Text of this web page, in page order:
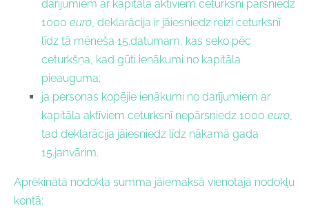
darījumiem ar kapitāla aktīviem ceturksnī pārsniedz
1000 euro, deklarācija ir jāiesniedz reizi ceturksnī
līdz tā mēneša 15.datumam, kas seko pēc
ceturkšņa, kad gūti ienākumi no kapitāla
pieauguma;
ja personas kopējie ienākumi no darījumiem ar
kapitāla aktīviem ceturksnī nepārsniedz 1000 euro,
tad deklarācija jāiesniedz līdz nākamā gada
15.janvārim.
Aprēķinātā nodokļa summa jāiemaksā vienotajā nodokļu
kontā: